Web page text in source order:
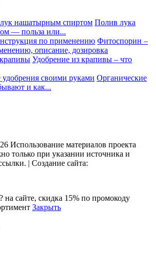
Полив лука
— польза или...
Фитоспорин –
описание, дозировка
Удобрение из крапивы – что
Органические
и как...
Использование материалов проекта
только при указании источника и
| Создание сайта:
на сайте, скидка 15% по промокоду
Закрыть